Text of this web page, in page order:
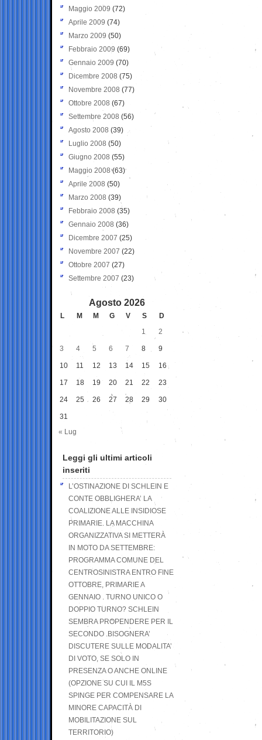
Maggio 2009 (72)
Aprile 2009 (74)
Marzo 2009 (50)
Febbraio 2009 (69)
Gennaio 2009 (70)
Dicembre 2008 (75)
Novembre 2008 (77)
Ottobre 2008 (67)
Settembre 2008 (56)
Agosto 2008 (39)
Luglio 2008 (50)
Giugno 2008 (55)
Maggio 2008(63)
Aprile 2008 (50)
Marzo 2008 (39)
Febbraio 2008 (35)
Gennaio 2008 (36)
Dicembre 2007 (25)
Novembre 2007 (22)
Ottobre 2007 (27)
Settembre 2007 (23)
Agosto 2026
L M M G V S
D
1
2
3 4 5 6 7 8 9
10 11 12 13 14 15 16
17 18 19 20 21 22 23
24 25 26 27 28 29 30
31
« Lug
Leggi gli ultimi articoli
inseriti
L’OSTINAZIONE DI SCHLEIN E
CONTE OBBLIGHERA’ LA
COALIZIONE ALLE INSIDIOSE
PRIMARIE. LA MACCHINA
ORGANIZZATIVA SI METTERÀ
IN MOTO DA SETTEMBRE:
PROGRAMMA COMUNE DEL
CENTROSINISTRA ENTRO FINE
OTTOBRE, PRIMARIE A
GENNAIO . TURNO UNICO O
DOPPIO TURNO? SCHLEIN
SEMBRA PROPENDERE PER IL
SECONDO .BISOGNERA’
DISCUTERE SULLE MODALITA’
DI VOTO, SE SOLO IN
PRESENZA O ANCHE ONLINE
(OPZIONE SU CUI IL M5S
SPINGE PER COMPENSARE LA
MINORE CAPACITÀ DI
MOBILITAZIONE SUL
TERRITORIO)